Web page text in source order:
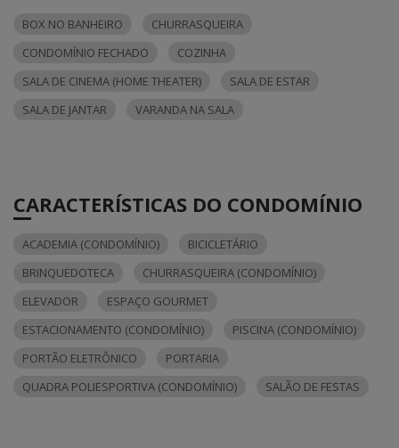
BOX NO BANHEIRO
CHURRASQUEIRA
CONDOMÍNIO FECHADO
COZINHA
SALA DE CINEMA (HOME THEATER)
SALA DE ESTAR
SALA DE JANTAR
VARANDA NA SALA
CARACTERÍSTICAS DO CONDOMÍNIO
ACADEMIA (CONDOMÍNIO)
BICICLETÁRIO
BRINQUEDOTECA
CHURRASQUEIRA (CONDOMÍNIO)
ELEVADOR
ESPAÇO GOURMET
ESTACIONAMENTO (CONDOMÍNIO)
PISCINA (CONDOMÍNIO)
PORTÃO ELETRÔNICO
PORTARIA
QUADRA POLIESPORTIVA (CONDOMÍNIO)
SALÃO DE FESTAS